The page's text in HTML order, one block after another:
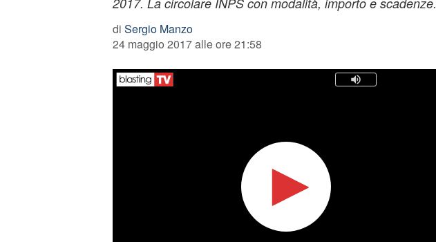
di Sergio Manzo
24 maggio 2017 alle ore 21:58